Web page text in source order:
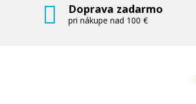
Doprava zadarmo
pri nákupe nad 100 €